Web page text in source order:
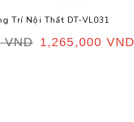
Trí Nội Thất DT-VL031
VND 1,265,000 VND